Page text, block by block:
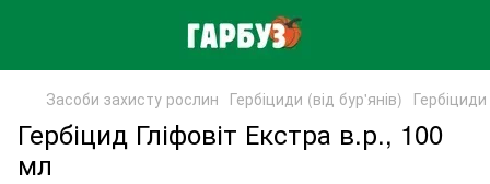
Засоби захисту рослин Гербіциди (від бур'янів)
Гербіцид Гліфовіт Екстра в.р., 100
мл